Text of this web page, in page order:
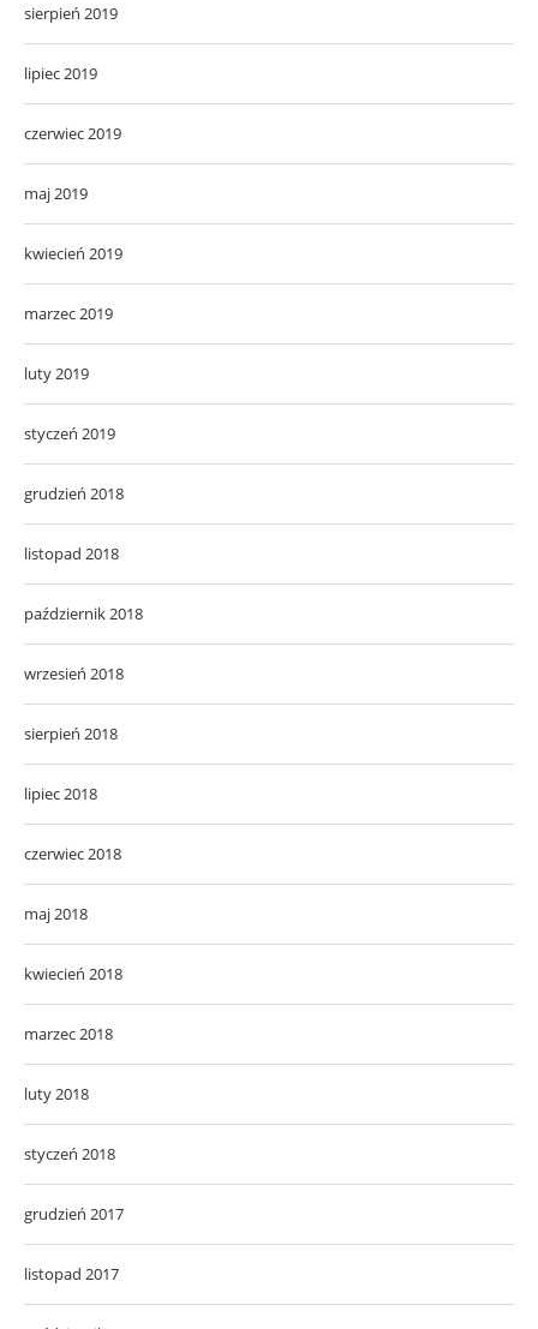
sierpień 2019
lipiec 2019
czerwiec 2019
maj 2019
kwiecień 2019
marzec 2019
luty 2019
styczeń 2019
grudzień 2018
listopad 2018
październik 2018
wrzesień 2018
sierpień 2018
lipiec 2018
czerwiec 2018
maj 2018
kwiecień 2018
marzec 2018
luty 2018
styczeń 2018
grudzień 2017
listopad 2017